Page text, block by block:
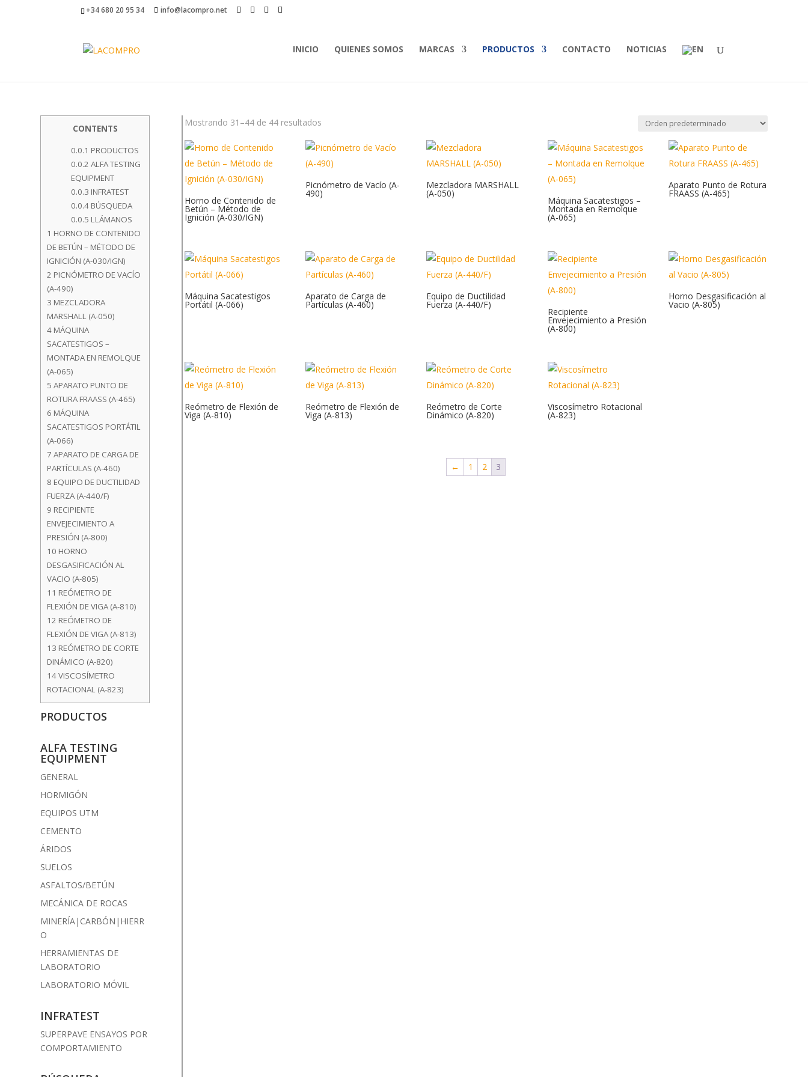
+34 680 20 95 34 info@lacompro.net
INICIO QUIENES SOMOS MARCAS PRODUCTOS CONTACTO NOTICIAS
CONTENTS
0.0.1 PRODUCTOS
0.0.2 ALFA TESTING
EQUIPMENT
0.0.3 INFRATEST
0.0.4 BÚSQUEDA
0.0.5 LLÁMANOS
1 HORNO DE CONTENIDO
DE BETÚN – MÉTODO DE
IGNICIÓN (A-030/IGN)
2 PICNÓMETRO DE VACÍO
(A-490)
3 MEZCLADORA
MARSHALL (A-050)
4 MÁQUINA
SACATESTIGOS –
MONTADA EN REMOLQUE
(A-065)
5 APARATO PUNTO DE
ROTURA FRAASS (A-465)
6 MÁQUINA
SACATESTIGOS PORTÁTIL
(A-066)
7 APARATO DE CARGA DE
PARTÍCULAS (A-460)
8 EQUIPO DE DUCTILIDAD
FUERZA (A-440/F)
9 RECIPIENTE
ENVEJECIMIENTO A
PRESIÓN (A-800)
10 HORNO
DESGASIFICACIÓN AL
VACIO (A-805)
11 REÓMETRO DE
FLEXIÓN DE VIGA (A-810)
12 REÓMETRO DE
FLEXIÓN DE VIGA (A-813)
13 REÓMETRO DE CORTE
DINÁMICO (A-820)
14VISCOSÍMETRO
ROTACIONAL (A-823)
PRODUCTOS
ALFA TESTING
EQUIPMENT
GENERAL
HORMIGÓN
EQUIPOS UTM
CEMENTO
ÁRIDOS
SUELOS
ASFALTOS/BETÚN
MECÁNICA DE ROCAS
MINERÍA|CARBÓN|HIERR
O
HERRAMIENTAS DE
LABORATORIO
LABORATORIO MÓVIL
INFRATEST
SUPERPAVE ENSAYOS POR
COMPORTAMIENTO
Mostrando 31–44 de 44 resultados
Horno de Contenido de
Betún – Método de
Ignición (A-030/IGN)
Picnómetro de Vacío (A-
490)
Mezcladora MARSHALL
(A-050)
Máquina Sacatestigos –
Montada en Remolque
(A-065)
Aparato Punto de Rotura
FRAASS (A-465)
Máquina Sacatestigos
Portátil (A-066)
Aparato de Carga de
Partículas (A-460)
Equipo de Ductilidad
Fuerza (A-440/F)
Recipiente
Envejecimiento a Presión
(A-800)
Horno Desgasificación al
Vacio (A-805)
Reómetro de Flexión de
Viga (A-810)
Reómetro de Flexión de
Viga (A-813)
Reómetro de Corte
Dinámico (A-820)
Viscosímetro Rotacional
(A-823)
← 1 2 3